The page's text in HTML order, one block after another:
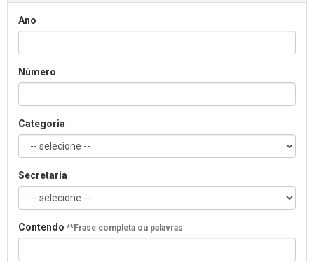
Ano
Número
Categoria
Secretaria
Contendo **Frase completa ou palavras